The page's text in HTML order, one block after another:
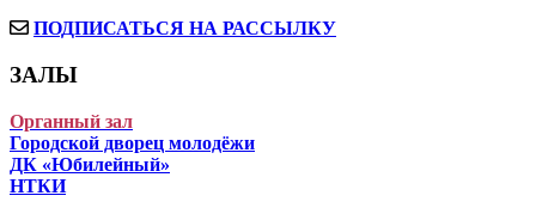
ПОДПИСАТЬСЯ НА РАССЫЛКУ
ЗАЛЫ
Органный зал
Городской дворец молодёжи
ДК «Юбилейный»
НТКИ